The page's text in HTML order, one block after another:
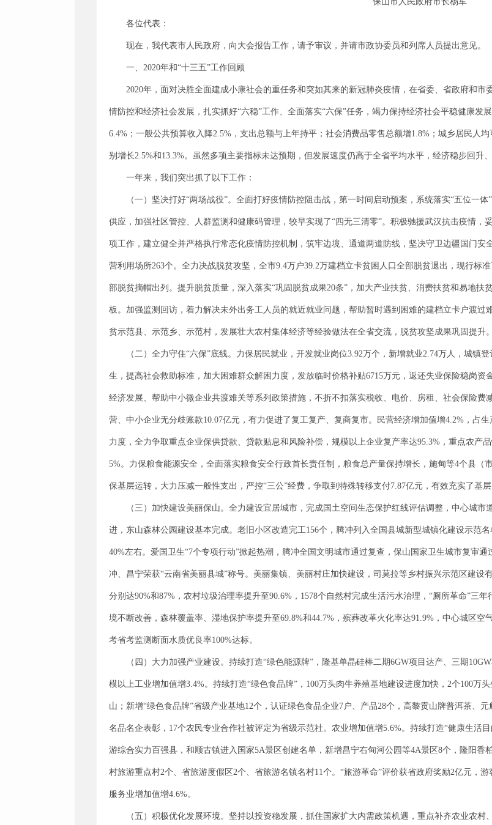
各位代表：
现在，我代表市人民政府，向大会报告工作，请予审议，并请市政协委员和列席人员提出意见。
一、2020年和“十三五”工作回顾
2020年，面对决胜全面建成小康社会的重任务和突如其来的新冠肺炎疫情，在省委、省政府和
情防控和经济社会发展，扎实抓好“六稳”工作、全面落实“六保”任务，竭力保持经济社会平稳健康发
6.4%；一般公共预算收入降2.5%，支出总额与上年持平；社会消费品零售总额增1.8%；城乡居民人
别增长2.5%和13.3%。虽然多项主要指标未达预期，但发展速度仍高于全省平均水平，经济稳步回升、
一年来，我们突出抓了以下工作：
（一）坚决打好“两场战役”。全面打好疫情防控阻击战，第一时间启动预案，系统落实“五位一
供应，加强社区管控、人群监测和健康码管理，较早实现了“四无三清零”。积极驰援武汉抗击疫情，
项工作，建立健全并严格执行常态化疫情防控机制，筑牢边境、通道两道防线，坚决守卫边疆国门安
营利用场所263个。全力决战脱贫攻坚，全市9.4万户39.2万建档立卡贫困人口全部脱贫退出，现行标
部脱贫摘帽出列。提升脱贫质量，深入落实“巩固脱贫成果20条”，加大产业扶贫、消费扶贫和易地
板。加强监测回访，着力解决未外出务工人员的就近就业问题，帮助暂时遇到困难的建档立卡户渡
贫示范县、示范乡、示范村，发展壮大农村集体经济等经验做法在全省交流，脱贫攻坚成果巩固提升。
（二）全力守住“六保”底线。力保居民就业，开发就业岗位3.92万个，新增就业2.74万人，城镇
生，提高社会救助标准，加大困难群众解困力度，发放临时价格补贴6715万元，返还失业保险稳岗
经济发展、帮助中小微企业共渡难关等系列政策措施，不折不扣落实税收、电价、房租、社会保险费
营、中小企业无分歧账款10.07亿元，有力促进了复工复产、复商复市。民营经济增加值增4.2%，占
力度，全力争取重点企业保供贷款、贷款贴息和风险补偿，规模以上企业复产率达95.3%，重点农产
5%。力保粮食能源安全，全面落实粮食安全行政首长责任制，粮食总产量保持增长，施甸等4个县（
保基层运转，大力压减一般性支出，严控“三公”经费，争取到特殊转移支付7.87亿元，有效充实了基层
（三）加快建设美丽保山。全力建设宜居城市，完成国土空间生态保护红线评估调整，中心城
进，东山森林公园建设基本完成。老旧小区改造完工156个，腾冲列入全国县城新型城镇化建设示范
40%左右。爱国卫生“7个专项行动”掀起热潮，腾冲全国文明城市通过复查，保山国家卫生城市复审
冲、昌宁荣获“云南省美丽县城”称号。美丽集镇、美丽村庄加快建设，司莫拉等乡村振兴示范区建
分别达90%和87%，农村垃圾治理率提升至90.6%，1578个自然村完成生活污水治理，“厕所革命”三
境不断改善，森林覆盖率、湿地保护率提升至69.8%和44.7%，殡葬改革火化率达91.9%，中心城区空
考省考监测断面水质优良率100%达标。
（四）大力加强产业建设。持续打造“绿色能源牌”，隆基单晶硅棒二期6GW项目达产、三期
模以上工业增加值增3.4%。持续打造“绿色食品牌”，100万头肉牛养殖基地建设进度加快，2个100万
山；新增“绿色食品牌”省级产业基地12个，认证绿色食品企业7户、产品28个，高黎贡山牌普洱茶、
名品名企表彰，17个农民专业合作社被评定为省级示范社。农业增加值增5.6%。持续打造“健康生活
游综合实力百强县，和顺古镇进入国家5A景区创建名单，新增昌宁右甸河公园等4A景区8个，隆阳
村旅游重点村2个、省旅游度假区2个、省旅游名镇名村11个。“旅游革命”评价获省政府奖励2亿元，
服务业增加值增4.6%。
（五）积极优化发展环境。坚持以投资稳发展，抓住国家扩大内需政策机遇，重点补齐农业农